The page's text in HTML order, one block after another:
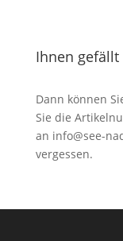
Ihnen gefällt
Dann können
Sie die
an info@see-
vergessen.